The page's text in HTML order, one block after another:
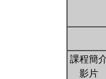
課程簡
影片